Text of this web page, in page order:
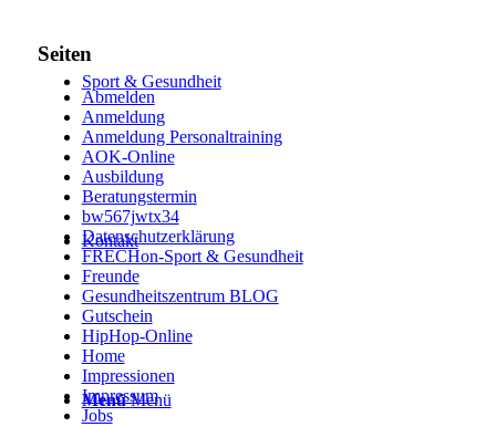
Sport & Gesundheit
Kontakt
Menü Menü
Seiten
Abmelden
Anmeldung
Anmeldung Personaltraining
AOK-Online
Ausbildung
Beratungstermin
bw567jwtx34
Datenschutzerklärung
FRECHon-Sport & Gesundheit
Freunde
Gesundheitszentrum BLOG
Gutschein
HipHop-Online
Home
Impressionen
Impressum
Jobs